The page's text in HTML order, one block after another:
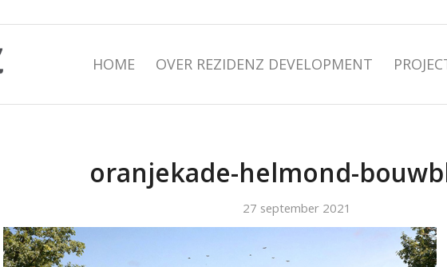
HOME OVER REZIDENZ DEVELOPMENT
oranjekade-helmond-
27 september 2021